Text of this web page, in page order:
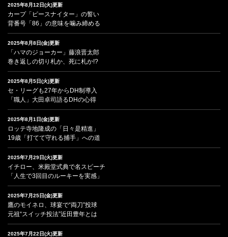
2025年8月12日(火)更新
カープ「ピースナイター」の誓い
背番号「86」の意味を噛み締める
2025年8月8日(金)更新
「ハマのジョーカー」藤浪晋太郎
巻き返しの切り札か、死に札か!?
2025年8月5日(火)更新
セ・リーグも27年からDH制導入
「職人」大田卓司語るDHの心得
2025年8月1日(金)更新
ロッテ寺地隆成の「日々是精進」
19歳「打てて守れる捕手」への道
2025年7月29日(火)更新
イチロー、米殿堂式典で名スピーチ
「人生で3回目のルーキーを実感」
2025年7月25日(金)更新
鷹のモイネロ、球宴で“両刀”投球
元祖“スイッチ投法”近田豊年とは
2025年7月22日(火)更新